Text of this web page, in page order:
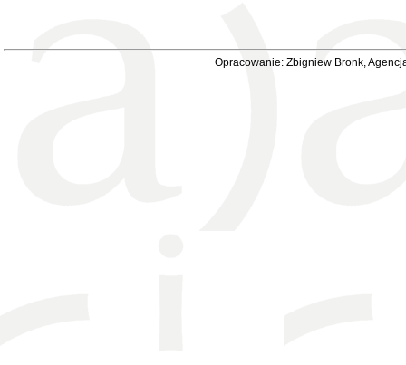
Opracowanie: Zbigniew Bronk,